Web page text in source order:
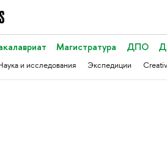
Магистратура ДПО
и исследования Экспедиции